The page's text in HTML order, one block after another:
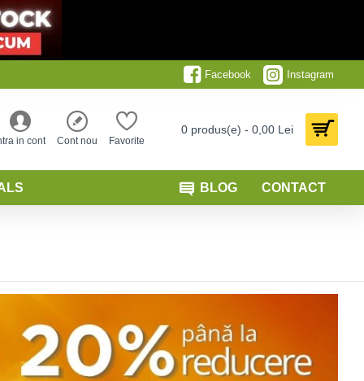
Facebook Instagram
in cont Cont nou Favorite
0 produs(e) - 0,00 Lei
BLOG CONTACT